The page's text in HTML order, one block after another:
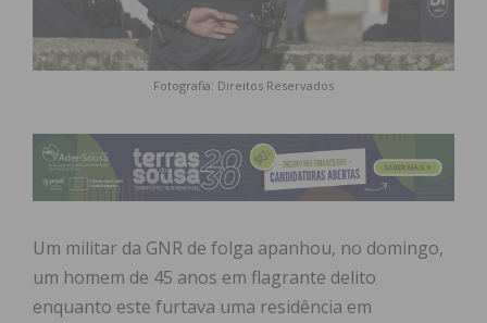
Fotografia: Direitos Reservados
Um militar da GNR de folga apanhou, no domingo,
um homem de 45 anos em flagrante delito
enquanto este furtava uma residência em